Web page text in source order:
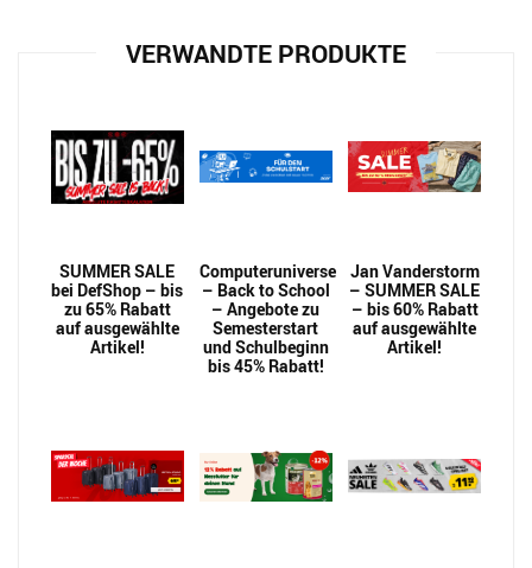
VERWANDTE PRODUKTE
SUMMER SALE
bei DefShop – bis
zu 65% Rabatt
auf ausgewählte
Artikel!
Computeruniverse
– Back to School
– Angebote zu
Semesterstart
und Schulbeginn
bis 45% Rabatt!
Jan Vanderstorm
– SUMMER SALE
– bis 60% Rabatt
auf ausgewählte
Artikel!